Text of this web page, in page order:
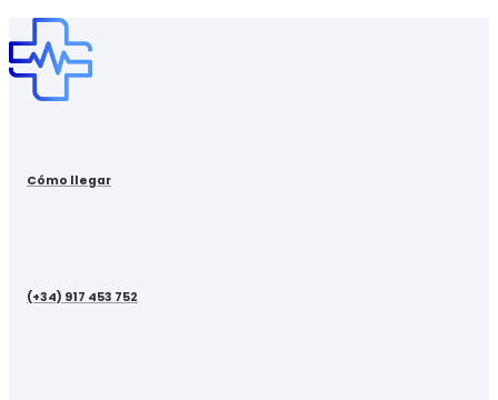
Cómo llegar
(+34) 917 453 752